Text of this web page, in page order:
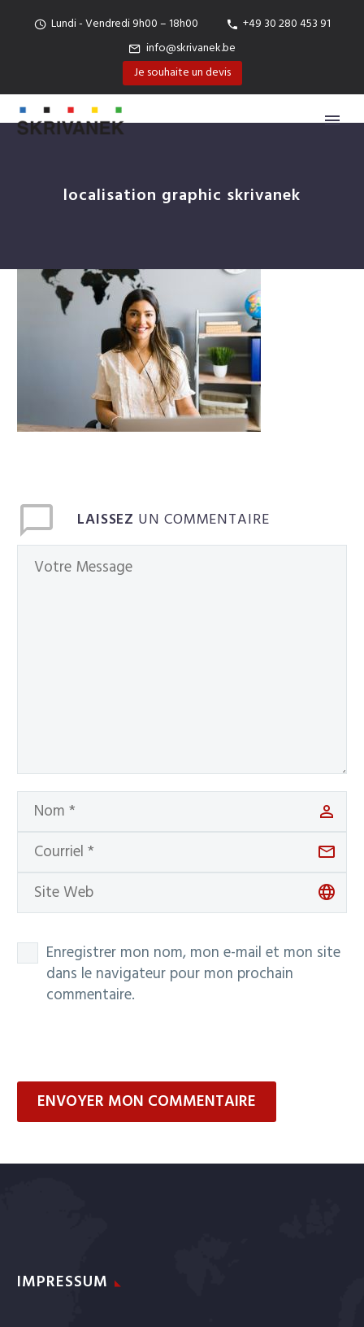
Lundi - Vendredi 9h00 – 18h00
+49 30 280 453 91
info@skrivanek.be
Je souhaite un devis
Français
localisation graphic skrivanek
LAISSEZ UN COMMENTAIRE
Enregistrer mon nom, mon e-mail et mon site
dans le navigateur pour mon prochain
commentaire.
ENVOYER MON COMMENTAIRE
IMPRESSUM